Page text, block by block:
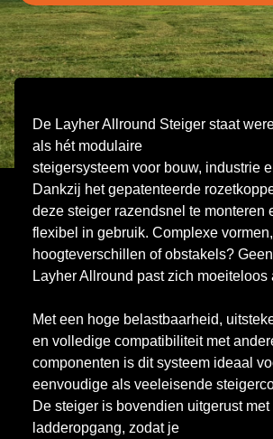
De Layher Allround Steiger staat
als hét modulaire
steigersysteem voor bouw, industrie
Dankzij het gepatenteerde
deze steiger razendsnel te monteren
flexibel in gebruik. Complexe vormen,
hoogteverschillen of obstakels?
Layher Allround past zich moeiteloos
Met een hoge belastbaarheid,
en volledige compatibiliteit met
componenten is dit systeem ideaal
eenvoudige als veeleisende
De steiger is bovendien uitgerust
ladderopgang, zodat je